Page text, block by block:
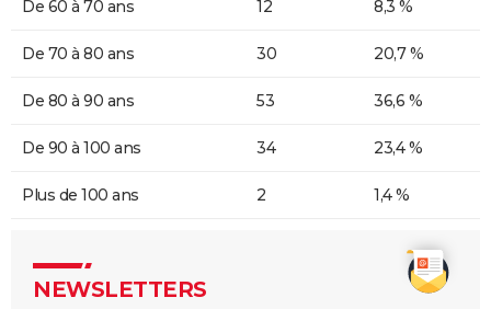
De 60 à 70 ans 12 8,3 %
De 70 à 80 ans 30 20,7 %
De 80 à 90 ans 53 36,6 %
De 90 à 100 ans 34 23,4 %
Plus de 100 ans 2 1,4 %
NEWSLETTERS